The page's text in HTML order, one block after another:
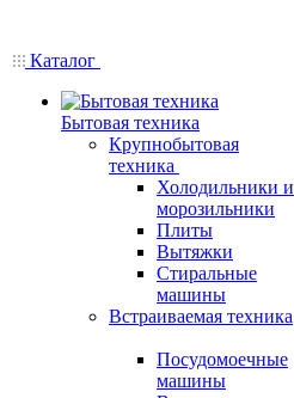
Каталог
Бытовая техника
Крупнобытовая
техника
Холодильники и
морозильники
Плиты
Вытяжки
Стиральные
машины
Встраиваемая техника
Посудомоечные
машины